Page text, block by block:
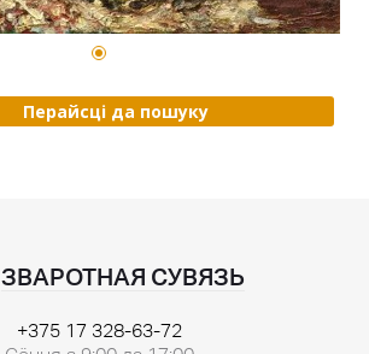
Перайсці да пошуку
ЗВАРОТНАЯ СУВЯЗЬ
+375 17 328-63-72